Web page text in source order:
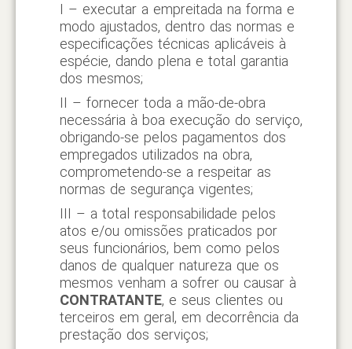
I – executar a empreitada na forma e
modo ajustados, dentro das normas e
especificações técnicas aplicáveis à
espécie, dando plena e total garantia
dos mesmos;
II – fornecer toda a mão-de-obra
necessária à boa execução do serviço,
obrigando-se pelos pagamentos dos
empregados utilizados na obra,
comprometendo-se a respeitar as
normas de segurança vigentes;
III – a total responsabilidade pelos
atos e/ou omissões praticados por
seus funcionários, bem como pelos
danos de qualquer natureza que os
mesmos venham a sofrer ou causar à
CONTRATANTE, e seus clientes ou
terceiros em geral, em decorrência da
prestação dos serviços;